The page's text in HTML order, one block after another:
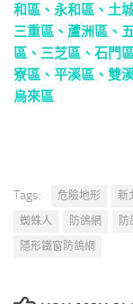
和區 、 永和區 、 土
三重區 、 蘆洲區 、
區 、 三芝區 、 石門
寮區 、 平溪區 、 雙
烏來區
Tags: 危險地形 新
蜘蛛人
防鴿網 防
隱形鐵窗防鴿網